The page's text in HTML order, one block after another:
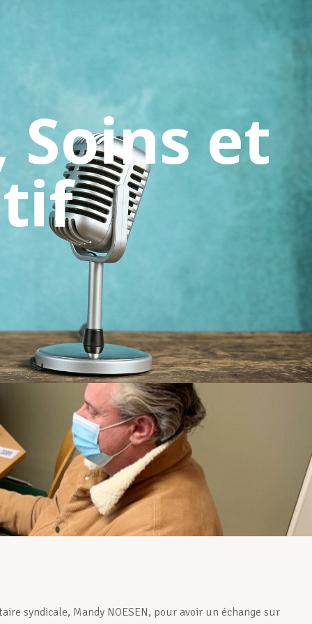
Soins et
syndicale, Mandy NOESEN, pour avoir un échange sur